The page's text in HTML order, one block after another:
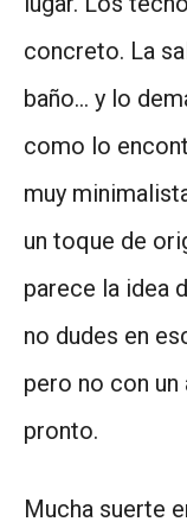
concreto. La
baño… y lo
como lo
muy
un toque de
parece la idea
no dudes en
pero no con un
pronto.
Mucha suerte